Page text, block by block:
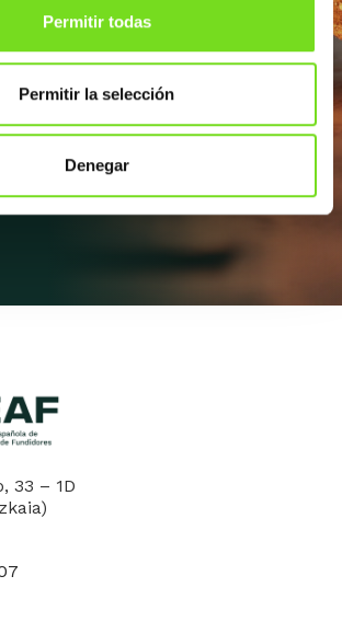
Permitir todas
Permitir la selección
Denegar
noticias sobre FEAF,
entrevistas y
a la newsletter
33 – 1D